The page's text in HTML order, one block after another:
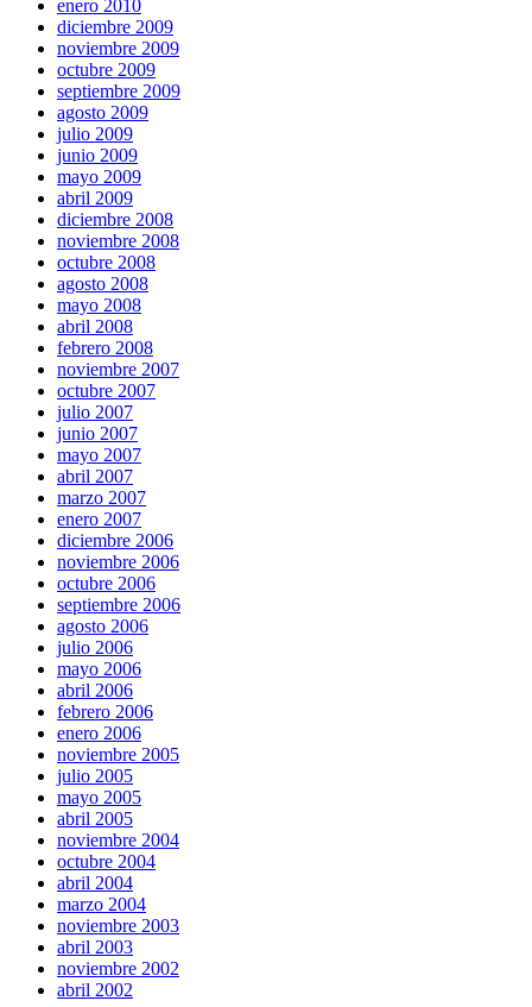
enero 2010
diciembre 2009
noviembre 2009
octubre 2009
septiembre 2009
agosto 2009
julio 2009
junio 2009
mayo 2009
abril 2009
diciembre 2008
noviembre 2008
octubre 2008
agosto 2008
mayo 2008
abril 2008
febrero 2008
noviembre 2007
octubre 2007
julio 2007
junio 2007
mayo 2007
abril 2007
marzo 2007
enero 2007
diciembre 2006
noviembre 2006
octubre 2006
septiembre 2006
agosto 2006
julio 2006
mayo 2006
abril 2006
febrero 2006
enero 2006
noviembre 2005
julio 2005
mayo 2005
abril 2005
noviembre 2004
octubre 2004
abril 2004
marzo 2004
noviembre 2003
abril 2003
noviembre 2002
abril 2002